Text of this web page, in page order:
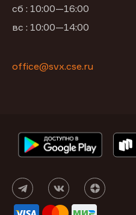
сб : 10:00—16:00
вс : 10:00—14:00
office@svx.cse.ru